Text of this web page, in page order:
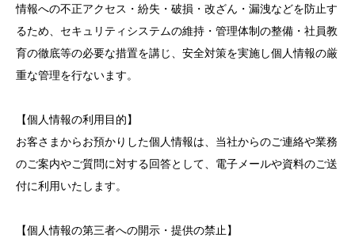
情報への不正アクセス・紛失・破損・改ざん・漏洩などを防止す
るため、セキュリティシステムの維持・管理体制の整備・社員教
育の徹底等の必要な措置を講じ、安全対策を実施し個人情報の厳
重な管理を行ないます。
【個人情報の利用目的】
お客さまからお預かりした個人情報は、当社からのご連絡や業務
のご案内やご質問に対する回答として、電子メールや資料のご送
付に利用いたします。
【個人情報の第三者への開示・提供の禁止】